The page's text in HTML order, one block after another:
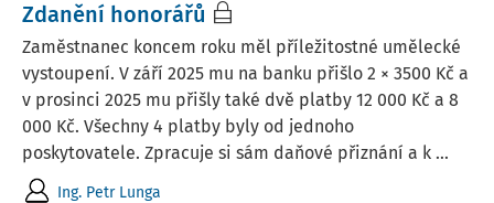
Zdanění honorářů
Zaměstnanec koncem roku měl příležitostné umělecké
vystoupení. V září 2025 mu na banku přišlo 2 × 3500 Kč a
v prosinci 2025 mu přišly také dvě platby 12 000 Kč a 8
000 Kč. Všechny 4 platby byly od jednoho
poskytovatele. Zpracuje si sám daňové přiznání a k ...
Ing. Petr Lunga